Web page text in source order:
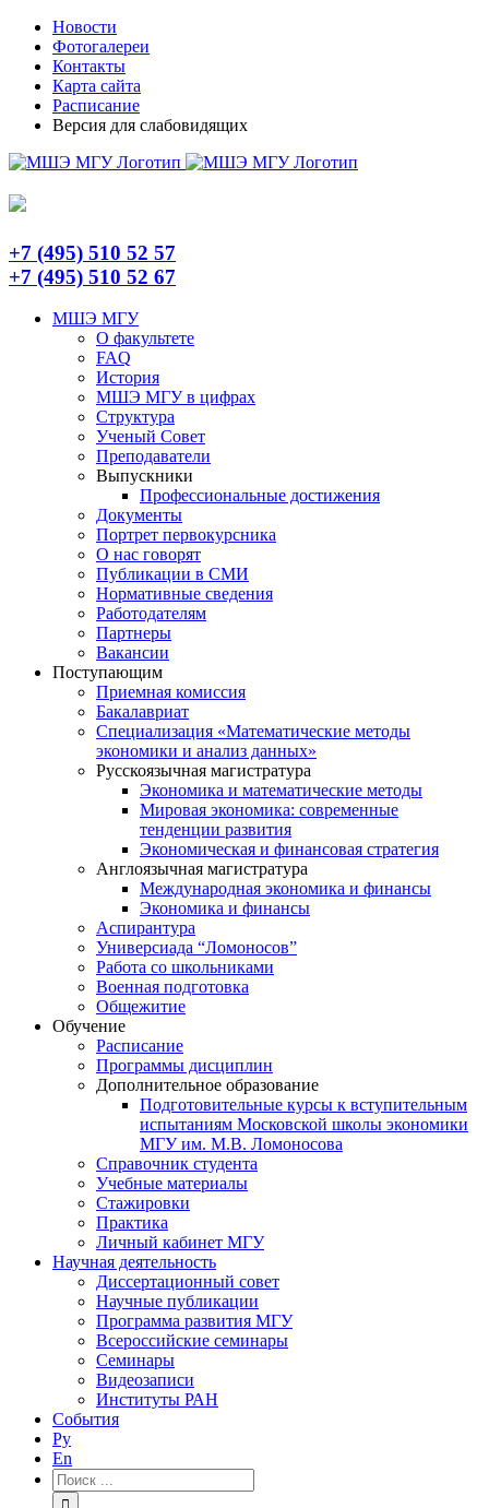
Skip
content
TelegramНовости
Фотогалереи
Контакты
Карта сайта
Расписание
Версия для слабовидящих
+7 (495) 510 52 57
+7 (495) 510 52 67
МШЭ МГУ
О факультете
FAQ
История
МШЭ МГУ в цифрах
Структура
Ученый Совет
Преподаватели
Выпускники
Профессиональные достижения
Документы
Портрет первокурсника
О нас говорят
Публикации в СМИ
Нормативные сведения
Работодателям
Партнеры
Вакансии
Поступающим
Приемная комиссия
Бакалавриат
Специализация «Математические методы
экономики и анализ данных»
Русскоязычная магистратура
Экономика и математические методы
Мировая экономика: современные
тенденции развития
Экономическая и финансовая стратегия
Англоязычная магистратура
Международная экономика и финансы
Экономика и финансы
Аспирантура
Универсиада “Ломоносов”
Работа со школьниками
Военная подготовка
Общежитие
Обучение
Расписание
Программы дисциплин
Дополнительное образование
Подготовительные курсы к вступительным
испытаниям Московской школы экономики
МГУ им. М.В. Ломоносова
Справочник студента
Учебные материалы
Стажировки
Практика
Личный кабинет МГУ
Научная деятельность
Диссертационный совет
Научные публикации
Программа развития МГУ
Всероссийские семинары
Семинары
Видеозаписи
Институты РАН
События
Ру
En
Результат
поиска: